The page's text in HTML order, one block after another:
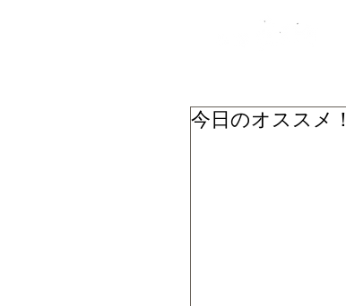
今日のオススメ！